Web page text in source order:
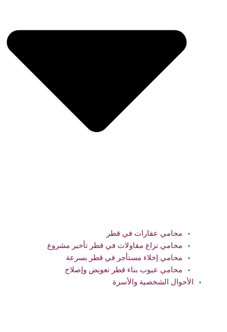
محامي عقارات في قطر
محامي نزاع مقاولات في قطر تأخير مشروع
محامي إخلاء مستأجر في قطر بسرعة
محامي عيوب بناء قطر تعويض وإصلاح
الأحوال الشخصية والأسرة